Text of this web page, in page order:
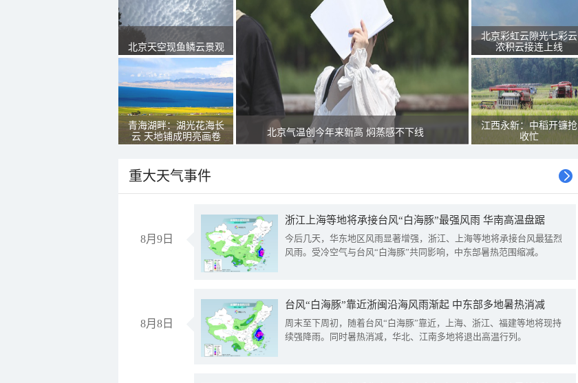
北京天空现鱼鳞云景观
青海湖畔：湖光花海长
云 天地铺成明亮画卷
北京气温创今年来新高 焖蒸感不下线
北京彩虹云隙光七彩云
浓积云接连上线
江西永新：中稻开镰抢
收忙
重大天气事件
8月9日
浙江上海等地将承接台风“白海豚”最强风雨 华南高温盘踞
今后几天，华东地区风雨显著增强，浙江、上海等地将承接台风最猛烈
风雨。受冷空气与台风“白海豚”共同影响，中东部暑热范围缩减。
8月8日
台风“白海豚”靠近浙闽沿海风雨渐起 中东部多地暑热消减
周末至下周初，随着台风“白海豚”靠近，上海、浙江、福建等地将现持
续强降雨。同时暑热消减，华北、江南多地将退出高温行列。